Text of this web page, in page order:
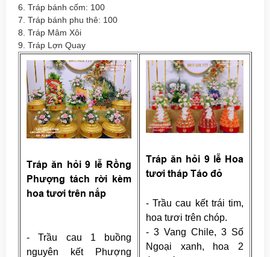
6. Tráp bánh cốm: 100
7. Tráp bánh phu thê: 100
8. Tráp Mâm Xôi
9. Tráp Lợn Quay
Tráp ăn hỏi 9 lễ Rồng
Phượng tách rời kèm
hoa tươi trên nắp
- Trầu cau 1 buồng
nguyên kết Phượng
Tráp ăn hỏi 9 lễ Hoa
tươi tháp Táo đỏ
- Trầu cau kết trái tim,
hoa tươi trên chóp.
- 3 Vang Chile, 3 Số
Ngoại xanh, hoa 2